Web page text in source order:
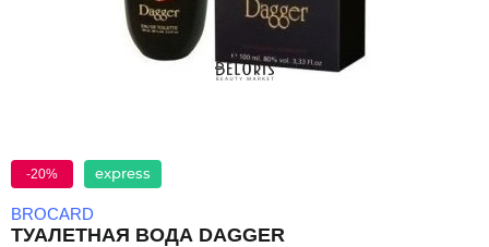
-20% express
BROCARD
ТУАЛЕТНАЯ ВОДА DAGGER